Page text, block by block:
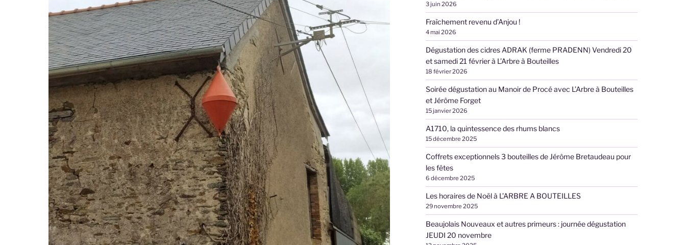
3 juin 2026
Fraîchement revenu d’Anjou !
4 mai 2026
Dégustation des cidres ADRAK (ferme PRADENN) Vendredi 20
et samedi 21 février à L’Arbre à Bouteilles
18 février 2026
Soirée dégustation au Manoir de Procé avec L’Arbre à Bouteilles
et Jérôme Forget
15 janvier 2026
A1710, la quintessence des rhums blancs
15 décembre 2025
Coffrets exceptionnels 3 bouteilles de Jérôme Bretaudeau pour
les fêtes
6 décembre 2025
Les horaires de Noël à L’ARBRE A BOUTEILLES
29 novembre 2025
Beaujolais Nouveaux et autres primeurs : journée dégustation
JEUDI 20 novembre